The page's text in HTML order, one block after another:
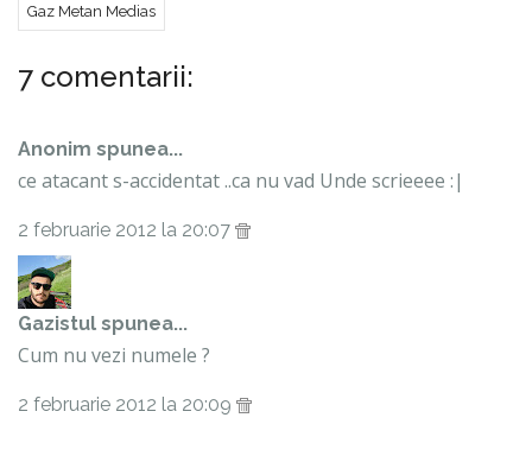
Gaz Metan Medias
7 comentarii:
Anonim spunea...
ce atacant s-accidentat ..ca nu vad Unde scrieeee :|
2 februarie 2012 la 20:07
Gazistul spunea...
Cum nu vezi numele ?
2 februarie 2012 la 20:09